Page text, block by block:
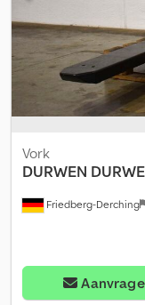
Friedberg-Derching
Vork
DURWEN